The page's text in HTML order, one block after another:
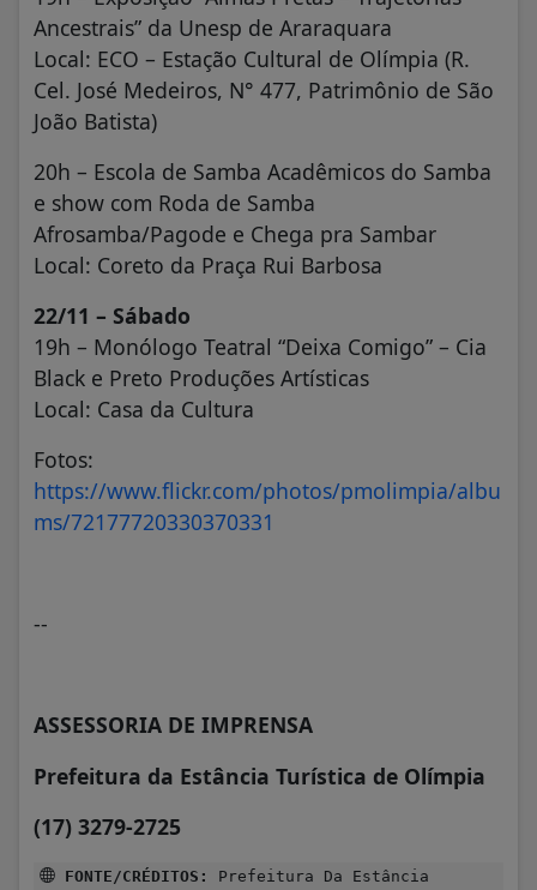
Ancestrais” da Unesp de Araraquara
Local: ECO – Estação Cultural de Olímpia (R.
Cel. José Medeiros, N° 477, Patrimônio de São
João Batista)
20h – Escola de Samba Acadêmicos do Samba
e show com Roda de Samba
Afrosamba/Pagode e Chega pra Sambar
Local: Coreto da Praça Rui Barbosa
22/11 – Sábado
19h – Monólogo Teatral “Deixa Comigo” – Cia
Black e Preto Produções Artísticas
Local: Casa da Cultura
Fotos:
https://www.flickr.com/photos/pmolimpia/albu
ms/72177720330370331
--
ASSESSORIA DE IMPRENSA
Prefeitura da Estância Turística de Olímpia
(17) 3279-2725
FONTE/CRÉDITOS:
Prefeitura Da Estância